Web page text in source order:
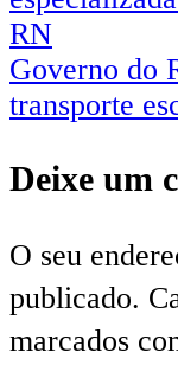
RN
Governo do
transporte
Deixe um
O seu
publicado.
marcados